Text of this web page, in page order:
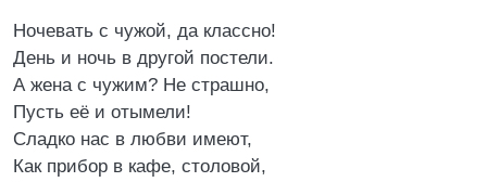
Ночевать с чужой, да классно!
День и ночь в другой постели.
А жена с чужим? Не страшно,
Пусть её и отымели!
Сладко нас в любви имеют,
Как прибор в кафе, столовой,